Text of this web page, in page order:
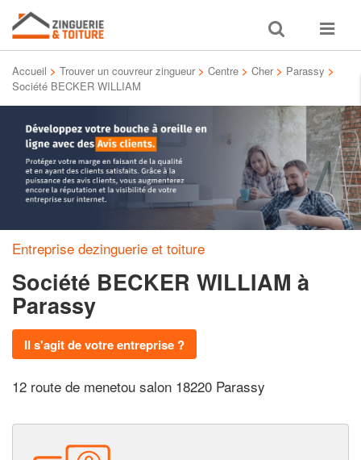
Toggle
search
Toggle
Accueil > Trouver un couvreur zingueur > Centre > Cher > Parassy >
Société BECKER WILLIAM
Entreprise dezinguerie et toiture
Société BECKER WILLIAM à
Parassy
Il s'agit de votre entreprise ?
12 route de menetou salon 18220 Parassy